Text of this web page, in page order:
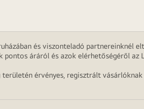
és viszonteladó
áráról és azok elérhetőségéről az
érvényes, regisztrált